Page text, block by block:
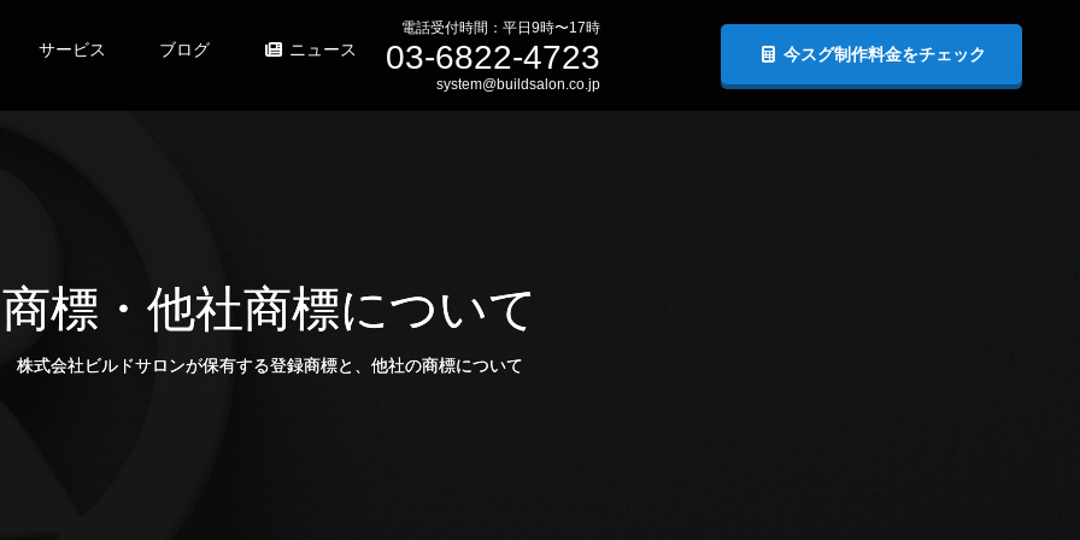
サービス ブログ ニュース 今スグ制作料金をチェック
電話受付時間：平日9時〜17時
03-6822-4723
system@buildsalon.co.jp
商標・他社商標について
株式会社ビルドサロンが保有する登録商標と、他社の商標について